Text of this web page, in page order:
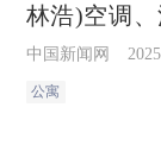
林浩)空调
一配齐，可
俱全；专
中国新闻网
公寓